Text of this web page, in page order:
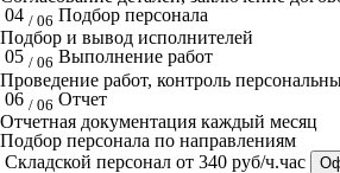
04 / 06 Подбор персонала
Подбор и вывод исполнителей
05 / 06 Выполнение работ
Проведение работ, контроль
06 / 06 Отчет
Отчетная документация каждый месяц
Подбор персонала по направлениям
Складской персонал от 340 руб/ч.час